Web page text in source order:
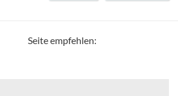
Seite empfehlen: